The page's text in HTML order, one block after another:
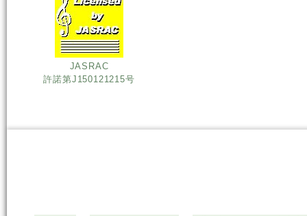
JASRAC
許諾第J150121215号